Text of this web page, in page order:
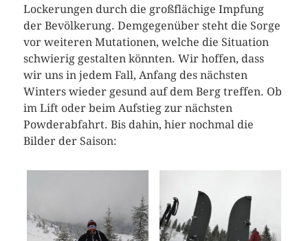
Lockerungen durch die großflächige Impfung
der Bevölkerung. Demgegenüber steht die Sorge
vor weiteren Mutationen, welche die Situation
schwierig gestalten könnten. Wir hoffen, dass
wir uns in jedem Fall, Anfang des nächsten
Winters wieder gesund auf dem Berg treffen. Ob
im Lift oder beim Aufstieg zur nächsten
Powderabfahrt. Bis dahin, hier nochmal die
Bilder der Saison: